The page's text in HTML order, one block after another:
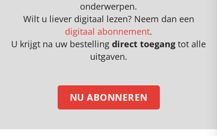
onderwerpen.
Wilt u liever digitaal lezen? Neem dan een
digitaal abonnement.
U krijgt na uw bestelling direct toegang tot alle
uitgaven.
NU ABONNEREN